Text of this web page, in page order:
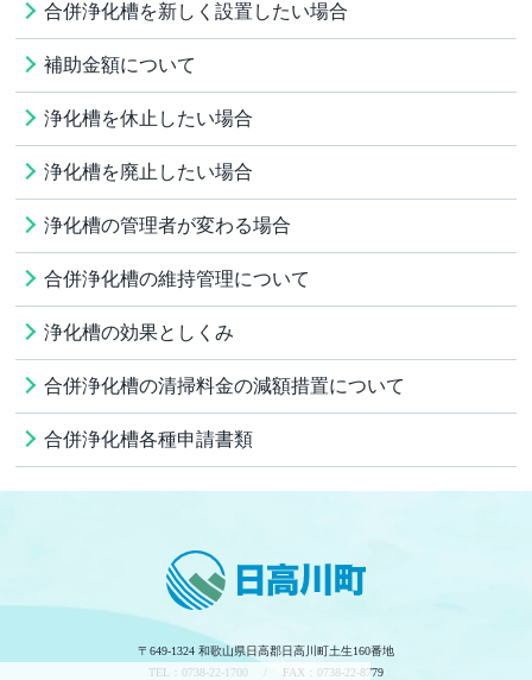
合併浄化槽を新しく設置したい場合
補助金額について
浄化槽を休止したい場合
浄化槽を廃止したい場合
浄化槽の管理者が変わる場合
合併浄化槽の維持管理について
浄化槽の効果としくみ
合併浄化槽の清掃料金の減額措置について
合併浄化槽各種申請書類
〒649-1324 和歌山県日高郡日高川町土生160番地
TEL：0738-22-1700 / FAX：0738-22-8779